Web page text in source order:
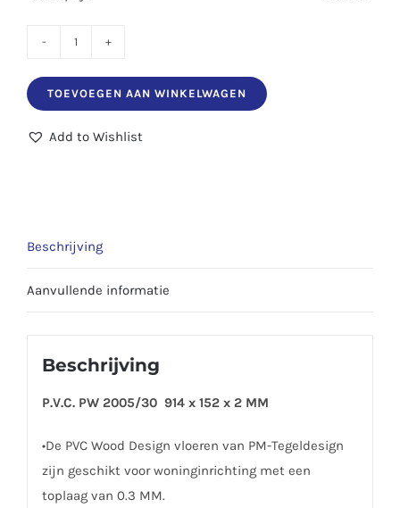
PM
PW
2005/30
2
TOEVOEGEN AAN WINKELWAGEN
Add to Wishlist
Beschrijving
Aanvullende informatie
Beschrijving
P.V.C. PW 2005/30 914 x 152 x 2 MM
•De PVC Wood Design vloeren van PM-Tegeldesign
zijn geschikt voor woninginrichting met een
toplaag van 0.3 MM.